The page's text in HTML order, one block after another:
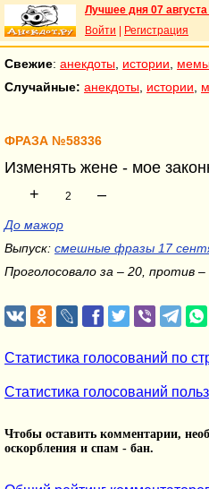
Лучшее дня 07
Войти
Регистрация
Свежие: анекдоты истории
Случайные: анекдоты истории
ФРАЗА №58336
Изменять жене - мое
+
2 –
До мажор
Выпуск: смешные фразы 17
Проголосовало за – 20, против –
Статистика голосований по
Статистика голосований
Чтобы оставить комментарии,
оскорбления и спам - бан.